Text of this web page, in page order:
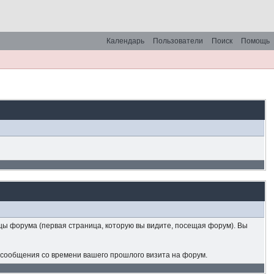
Помощь
Поиск
Пользователи
Календарь
форума (первая страница, которую вы видите, посещая форум). Вы
со времени вашего прошлого визита на форум.